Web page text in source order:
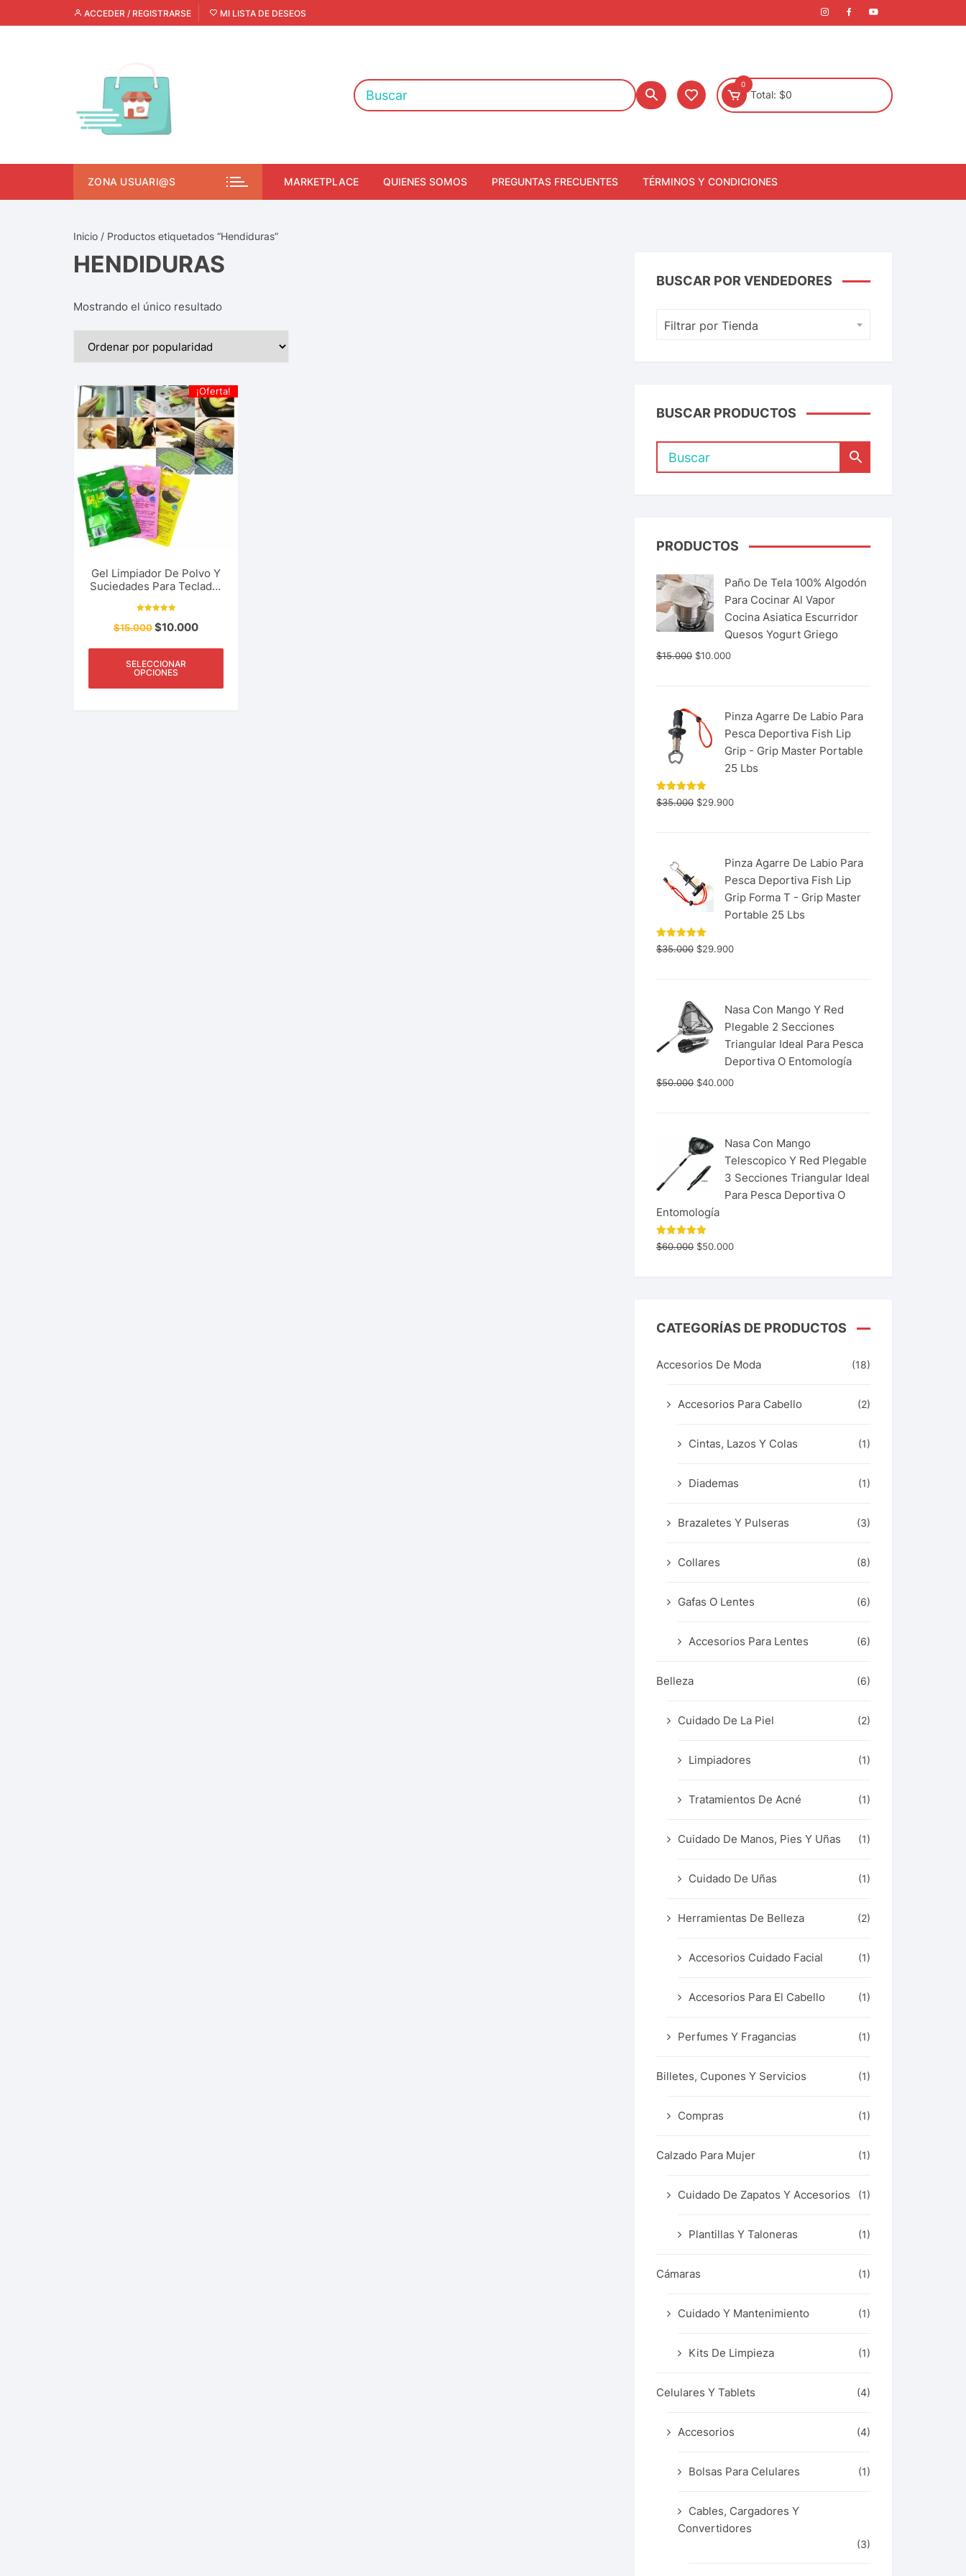
ACCEDER / REGISTRARSE MI LISTA DE DESEOS
0
Total: $0
ZONA USUARI@S MARKETPLACE QUIENES SOMOS PREGUNTAS FRECUENTES TÉRMINOS Y CONDICIONES
Inicio / Productos etiquetados “Hendiduras”
HENDIDURAS
Mostrando el único resultado
¡Oferta!
Gel Limpiador De Polvo Y
Suciedades Para Teclado,
Hogar y Más…
5.00
de 5
$15.000$10.000
SELECCIONAR
OPCIONES
BUSCAR POR VENDEDORES
Filtrar por Tienda
BUSCAR PRODUCTOS
PRODUCTOS
Paño De Tela 100% Algodón
Para Cocinar Al Vapor
Cocina Asiatica Escurridor
Quesos Yogurt Griego
$15.000 $10.000
Pinza Agarre De Labio Para
Pesca Deportiva Fish Lip
Grip - Grip Master Portable
25 Lbs
Valorado
con 5.00
$35.000 $29.900
Pinza Agarre De Labio Para
Pesca Deportiva Fish Lip
Grip Forma T - Grip Master
Portable 25 Lbs
Valorado
con 5.00
$35.000 $29.900
Nasa Con Mango Y Red
Plegable 2 Secciones
Triangular Ideal Para Pesca
Deportiva O Entomología
$50.000 $40.000
Nasa Con Mango
Telescopico Y Red Plegable
3 Secciones Triangular Ideal
Para Pesca Deportiva O
Entomología
Valorado
con 5.00
$60.000 $50.000
CATEGORÍAS DE PRODUCTOS
Accesorios De Moda (18)
Accesorios Para Cabello (2)
Cintas, Lazos Y Colas (1)
Diademas (1)
Brazaletes Y Pulseras (3)
Collares (8)
Gafas O Lentes (6)
Accesorios Para Lentes (6)
Belleza (6)
Cuidado De La Piel (2)
Limpiadores (1)
Tratamientos De Acné (1)
Cuidado De Manos, Pies Y Uñas (1)
Cuidado De Uñas (1)
Herramientas De Belleza (2)
Accesorios Cuidado Facial (1)
Accesorios Para El Cabello (1)
Perfumes Y Fragancias (1)
Billetes, Cupones Y Servicios (1)
Compras (1)
Calzado Para Mujer (1)
Cuidado De Zapatos Y Accesorios (1)
Plantillas Y Taloneras (1)
Cámaras (1)
Cuidado Y Mantenimiento (1)
Kits De Limpieza (1)
Celulares Y Tablets (4)
Accesorios (4)
Bolsas Para Celulares (1)
Cables, Cargadores Y
Convertidores
(3)